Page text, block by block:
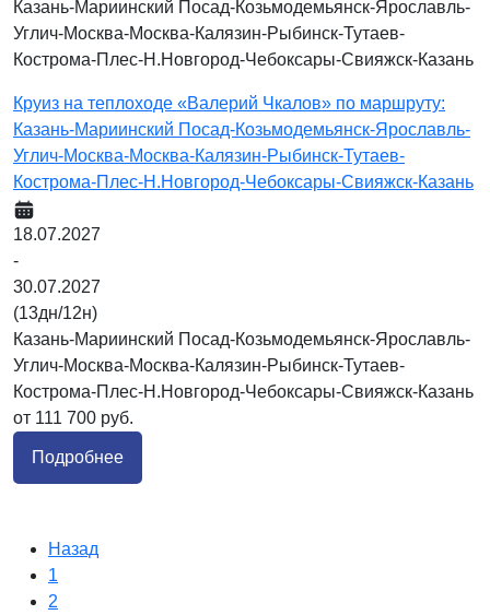
Круиз на теплоходе «Валерий Чкалов» по маршруту:
Казань-Мариинский Посад-Козьмодемьянск-Ярославль-
Углич-Москва-Москва-Калязин-Рыбинск-Тутаев-
Кострома-Плес-Н.Новгород-Чебоксары-Свияжск-Казань
18.07.2027
-
30.07.2027
(13дн/12н)
Казань-Мариинский Посад-Козьмодемьянск-Ярославль-
Углич-Москва-Москва-Калязин-Рыбинск-Тутаев-
Кострома-Плес-Н.Новгород-Чебоксары-Свияжск-Казань
от 111 700 руб.
Подробнее
Назад
1
2